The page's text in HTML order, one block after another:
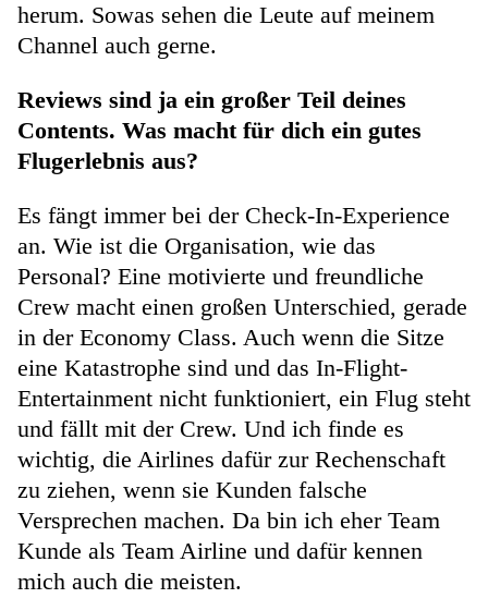
herum. Sowas sehen die Leute auf meinem
Channel auch gerne.
Reviews sind ja ein großer Teil deines
Contents. Was macht für dich ein gutes
Flugerlebnis aus?
Es fängt immer bei der Check-In-Experience
an. Wie ist die Organisation, wie das
Personal? Eine motivierte und freundliche
Crew macht einen großen Unterschied, gerade
in der Economy Class. Auch wenn die Sitze
eine Katastrophe sind und das In-Flight-
Entertainment nicht funktioniert, ein Flug steht
und fällt mit der Crew. Und ich finde es
wichtig, die Airlines dafür zur Rechenschaft
zu ziehen, wenn sie Kunden falsche
Versprechen machen. Da bin ich eher Team
Kunde als Team Airline und dafür kennen
mich auch die meisten.